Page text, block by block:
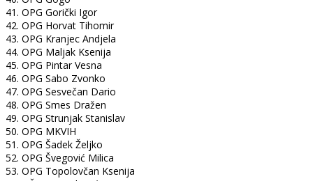
41. OPG Gorički Igor
42. OPG Horvat Tihomir
43. OPG Kranjec Andjela
44. OPG Maljak Ksenija
45. OPG Pintar Vesna
46. OPG Sabo Zvonko
47. OPG Sesvečan Dario
48. OPG Smes Dražen
49. OPG Strunjak Stanislav
50. OPG MKVIH
51. OPG Šadek Željko
52. OPG Švegović Milica
53. OPG Topolovčan Ksenija